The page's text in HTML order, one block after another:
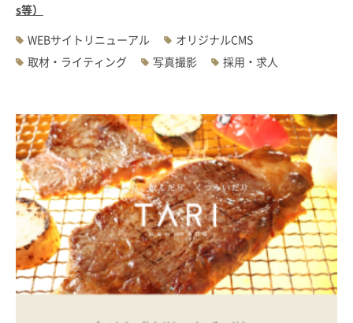
s等）
WEBサイトリニューアル
オリジナルCMS
取材・ライティング
写真撮影 採用・求人